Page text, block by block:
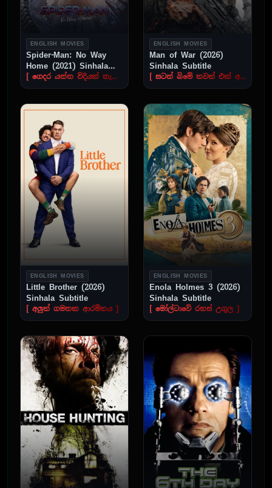
ENGLISH MOVIES
Spider-Man: No Way
Home (2021) Sinhala
Subtitle
[ ගෙදර යන්න විදියක් නැහැ ]
ENGLISH MOVIES
Man of War (2026)
Sinhala Subtitle
[ සටන් බිමේ තවත් එක් අභීත පරිච්ඡේදයක් ]
ENGLISH MOVIES
Little Brother (2026)
Sinhala Subtitle
[ අලුත් ගමනක ආරම්භය ]
ENGLISH MOVIES
Enola Holmes 3 (2026)
Sinhala Subtitle
[ මෝල්ටාවේ රහස් උගුල ]